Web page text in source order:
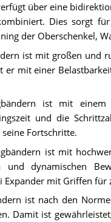
über eine
Dies sorgt
der Oberschenkel,
ist mit großen und
er mit einer
ist mit einem
und die
Fortschritte.
ist mit
dynamischen
mit Griffen für
ist nach den
Damit ist